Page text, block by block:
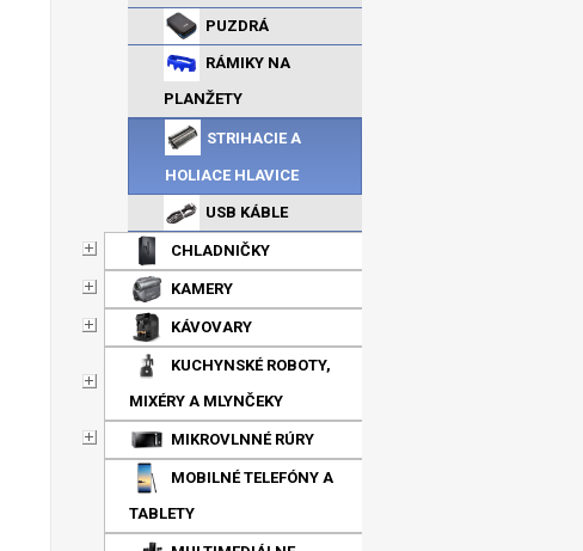
PUZDRÁ
RÁMIKY NA
PLANŽETY
STRIHACIE A
HOLIACE HLAVICE
USB KÁBLE
CHLADNIČKY
KAMERY
KÁVOVARY
KUCHYNSKÉ ROBOTY,
MIXÉRY A MLYNČEKY
MIKROVLNNÉ RÚRY
MOBILNÉ TELEFÓNY A
TABLETY